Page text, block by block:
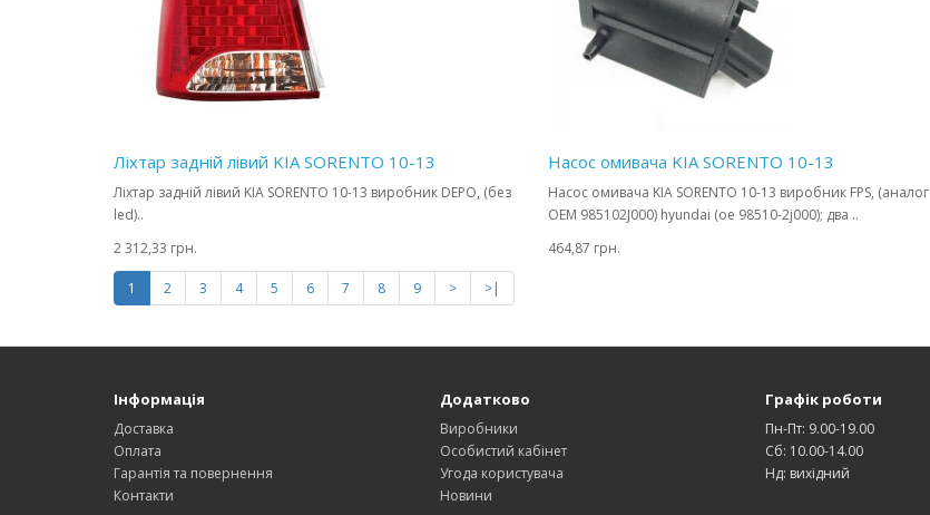
Ліхтар задній лівий KIA SORENTO 10-13
Ліхтар задній лівий KIA SORENTO 10-13 виробник DEPO, (без
led)..
2 312,33 грн.
Насос омивача KIA SORENTO 10-13
Насос омивача KIA SORENTO 10-13 виробник FPS, (аналог
OEM 985102J000) hyundai (oe 98510-2j000); два ..
464,87 грн.
1 2 3 4 5 6 7 8 9 > >|
Інформація
Доставка
Оплата
Гарантія та повернення
Контакти
Додатково
Виробники
Особистий кабінет
Угода користувача
Новини
Графік роботи
Пн-Пт: 9.00-19.00
Сб: 10.00-14.00
Нд: вихідний